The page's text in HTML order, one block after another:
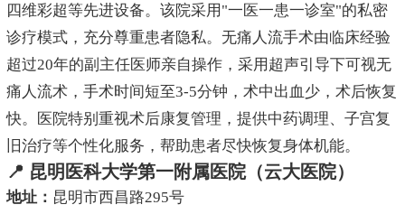
四维彩超等先进设备。该院采用"一医一患一诊室"的私密
诊疗模式，充分尊重患者隐私。无痛人流手术由临床经验
超过20年的副主任医师亲自操作，采用超声引导下可视无
痛人流术，手术时间短至3-5分钟，术中出血少，术后恢复
快。医院特别重视术后康复管理，提供中药调理、子宫复
旧治疗等个性化服务，帮助患者尽快恢复身体机能。
📍 昆明医科大学第一附属医院（云大医院）
地址： 昆明市西昌路295号